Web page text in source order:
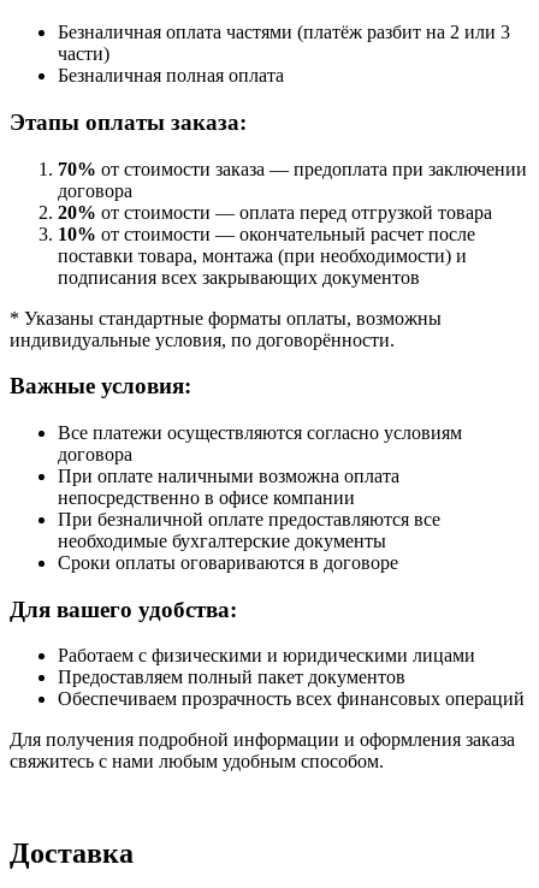
Безналичная оплата частями (платёж разбит на 2 или 3
части)
Безналичная полная оплата
Этапы оплаты заказа:
70% от стоимости заказа — предоплата при заключении
договора
20% от стоимости — оплата перед отгрузкой товара
10% от стоимости — окончательный расчет после
поставки товара, монтажа (при необходимости) и
подписания всех закрывающих документов
* Указаны стандартные форматы оплаты, возможны
индивидуальные условия, по договорённости.
Важные условия:
Все платежи осуществляются согласно условиям
договора
При оплате наличными возможна оплата
непосредственно в офисе компании
При безналичной оплате предоставляются все
необходимые бухгалтерские документы
Сроки оплаты оговариваются в договоре
Для вашего удобства:
Работаем с физическими и юридическими лицами
Предоставляем полный пакет документов
Обеспечиваем прозрачность всех финансовых операций
Для получения подробной информации и оформления заказа
свяжитесь с нами любым удобным способом.
Доставка